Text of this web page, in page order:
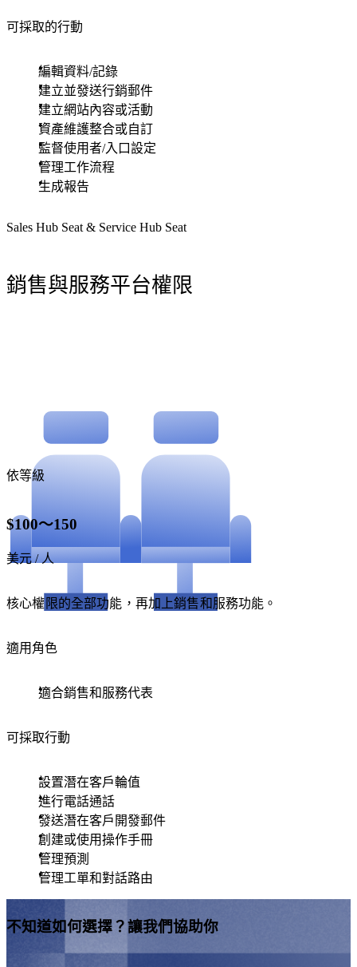
可採取的行動
編輯資料/記錄
建立並發送行銷郵件
建立網站內容或活動
資產維護整合或自訂
監督使用者/入口設定
管理工作流程
生成報告
Sales Hub Seat & Service Hub Seat
銷售與服務平台權限
依等級
$100～150
美元 / 人
核心權限的全部功能，再加上銷售和服務功能。
適用角色
適合銷售和服務代表
可採取行動
設置潛在客戶輪值
進行電話通話
發送潛在客戶開發郵件
創建或使用操作手冊
管理預測
管理工單和對話路由
不知道如何選擇？讓我們協助你